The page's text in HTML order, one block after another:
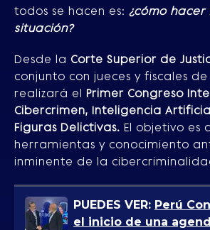
todos se hacen es: ¿cómo
situación?
Desde la Corte Superior de
conjunto con jueces y fiscales
realizará el Primer Congreso
Cibercrimen, Inteligencia
Figuras Delictivas. El objetivo es
herramientas y conocimiento
inminente de la
PUEDES VER: Perú
el inicio de una